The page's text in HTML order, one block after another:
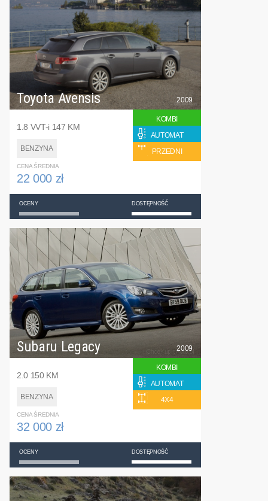
Toyota Avensis
1.8 VVT-i 147 KM
BENZYNA
2009
KOMBI
AUTOMAT
PRZEDNI
CENA ŚREDNIA
22 000 zł
OCENY DOSTĘPNOŚĆ
Subaru Legacy
2.0 150 KM
BENZYNA
2009
KOMBI
AUTOMAT
4X4
CENA ŚREDNIA
32 000 zł
OCENY DOSTĘPNOŚĆ